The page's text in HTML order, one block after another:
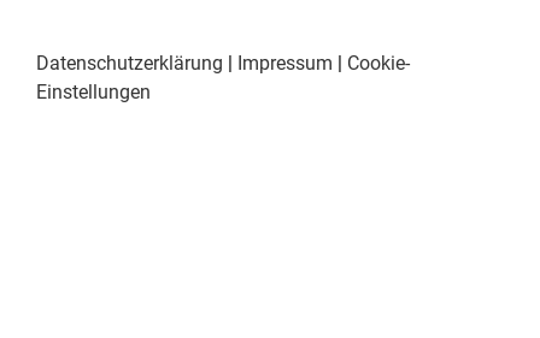
Datenschutzerklärung | Impressum | Cookie-
Einstellungen